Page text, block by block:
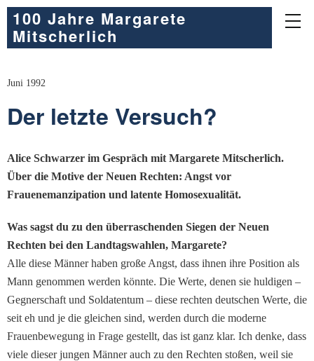
100 Jahre Margarete
Mitscherlich
Juni 1992
Der letzte Versuch?
Alice Schwarzer im Gespräch mit Margarete Mitscherlich.
Über die Motive der Neuen Rechten: Angst vor
Frauenemanzipation und latente Homosexualität.
Was sagst du zu den überraschenden Siegen der Neuen
Rechten bei den Landtagswahlen, Margarete?
Alle diese Männer haben große Angst, dass ihnen ihre Position als
Mann genommen werden könnte. Die Werte, denen sie huldigen –
Gegnerschaft und Soldatentum – diese rechten deutschen Werte, die
seit eh und je die gleichen sind, werden durch die moderne
Frauenbewegung in Frage gestellt, das ist ganz klar. Ich denke, dass
viele dieser jungen Männer auch zu den Rechten stoßen, weil sie